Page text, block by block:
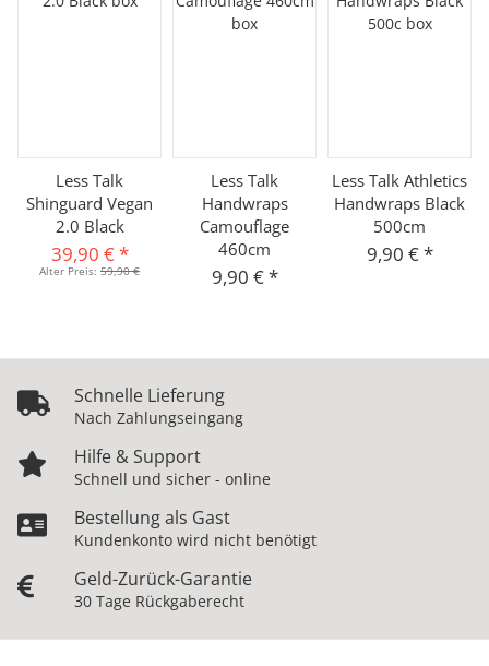
Less Talk
Shinguard Vegan
2.0 Black
39,90 €*
Alter Preis: 59,90 €
Less Talk
Handwraps
Camouflage
460cm
9,90 €*
Less Talk Athletics
Handwraps Black
500cm
9,90 €*
Schnelle Lieferung
Nach Zahlungseingang
Hilfe & Support
Schnell und sicher - online
Bestellung als Gast
Kundenkonto wird nicht benötigt
Geld-Zurück-Garantie
30 Tage Rückgaberecht